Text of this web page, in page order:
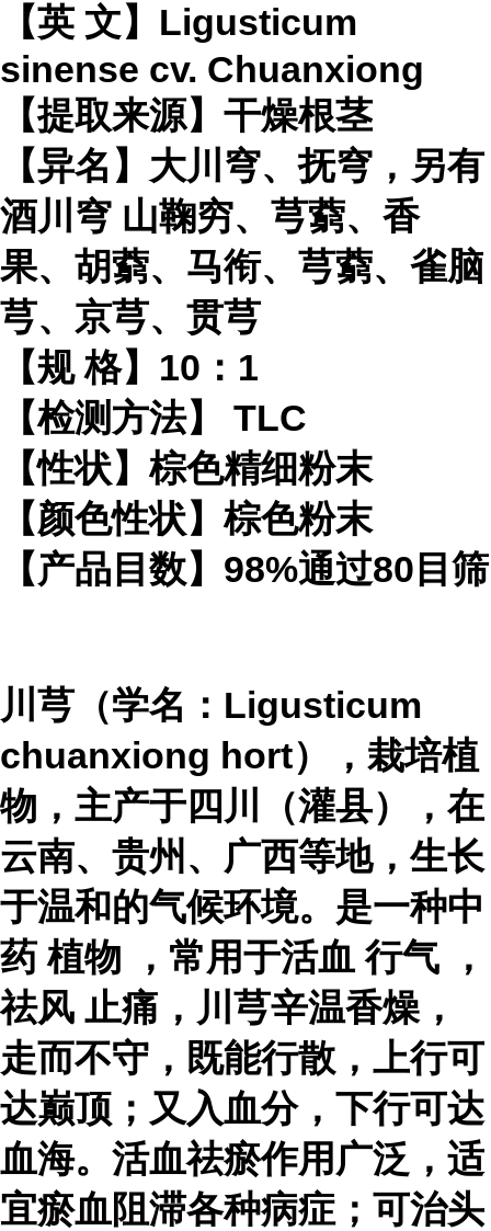
【英 文】Ligusticum
sinense cv. Chuanxiong
【提取来源】干燥根茎
【异名】大川穹、抚穹，另有
酒川穹 山鞠穷、芎藭、香
果、胡藭、马衔、芎藭、雀脑
芎、京芎、贯芎
【规 格】10：1
【检测方法】 TLC
【性状】棕色精细粉末
【颜色性状】棕色粉末
【产品目数】98%通过80目筛
川芎（学名：Ligusticum
chuanxiong hort），栽培植
物，主产于四川（灌县），在
云南、贵州、广西等地，生长
于温和的气候环境。是一种中
药 植物 ，常用于活血 行气
，
祛风 止痛，川芎辛温香燥，
走而不守，既能行散，上行可
达巅顶；又入血分，下行可达
血海。活血祛瘀作用广泛，适
宜瘀血阻滞各种病症；可治头